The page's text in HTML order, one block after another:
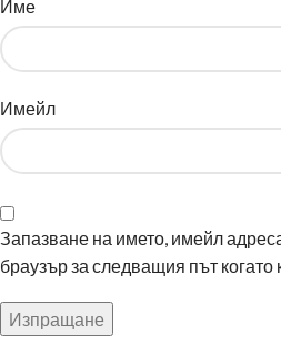
Име
Имейл
Запазване на името, имейл
браузър за следващия път